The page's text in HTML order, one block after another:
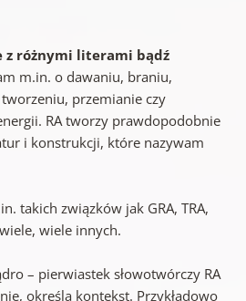
z różnymi literami bądź
m.in. o dawaniu, braniu,
przemianie czy
RA tworzy prawdopodobnie
i konstrukcji, które nazywam
takich związków jak GRA, TRA,
wiele, wiele innych.
– pierwiastek słowotwórczy RA
określa kontekst. Przykładowo